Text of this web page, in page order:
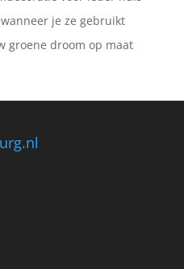
je ze gebruikt
groene droom op maat